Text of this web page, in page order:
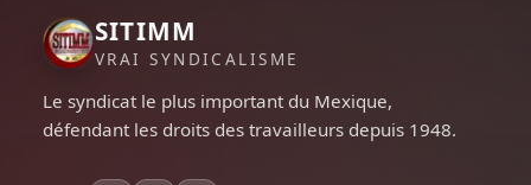
SITIMM
VRAI SYNDICALISME
Le syndicat le plus important du Mexique,
défendant les droits des travailleurs depuis 1948.